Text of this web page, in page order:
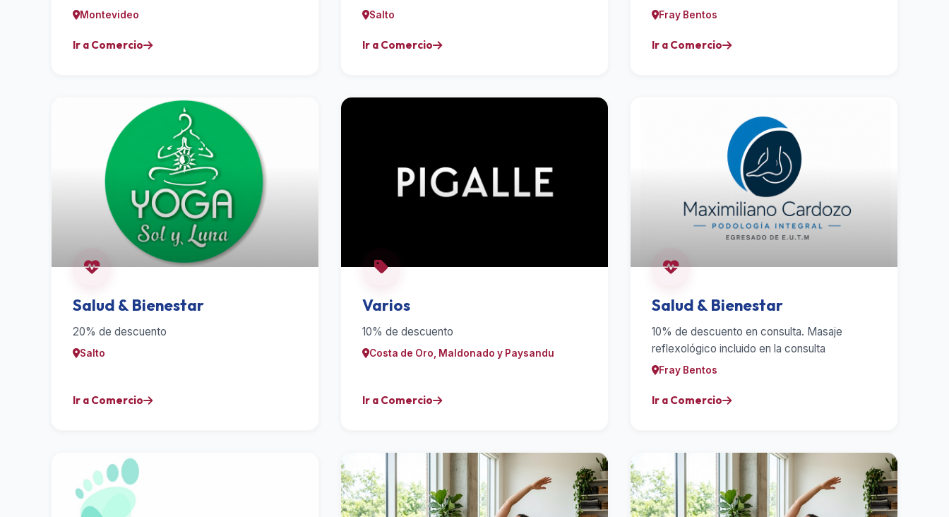
Montevideo
Ir a Comercio
Salto
Ir a Comercio
Fray Bentos
Ir a Comercio
Salud & Bienestar
20% de descuento
Salto
Ir a Comercio
Varios
10% de descuento
Costa de Oro, Maldonado y Paysandu
Ir a Comercio
Salud & Bienestar
10% de descuento en consulta. Masaje
reflexológico incluido en la consulta
Fray Bentos
Ir a Comercio